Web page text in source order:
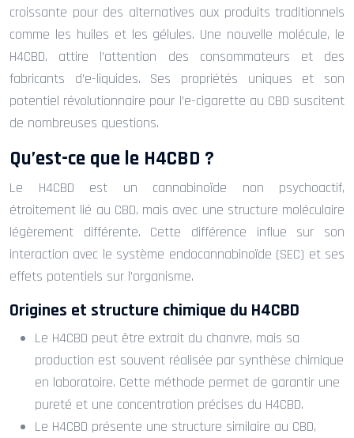
croissante pour des alternatives aux produits traditionnels
comme les huiles et les gélules. Une nouvelle molécule, le
H4CBD, attire l’attention des consommateurs et des
fabricants d’e-liquides. Ses propriétés uniques et son
potentiel révolutionnaire pour l’e-cigarette au CBD suscitent
de nombreuses questions.
Qu’est-ce que le H4CBD ?
Le H4CBD est un cannabinoïde non psychoactif,
étroitement lié au CBD, mais avec une structure moléculaire
légèrement différente. Cette différence influe sur son
interaction avec le système endocannabinoïde (SEC) et ses
effets potentiels sur l’organisme.
Origines et structure chimique du H4CBD
Le H4CBD peut être extrait du chanvre, mais sa
production est souvent réalisée par synthèse chimique
en laboratoire. Cette méthode permet de garantir une
pureté et une concentration précises du H4CBD.
Le H4CBD présente une structure similaire au CBD,